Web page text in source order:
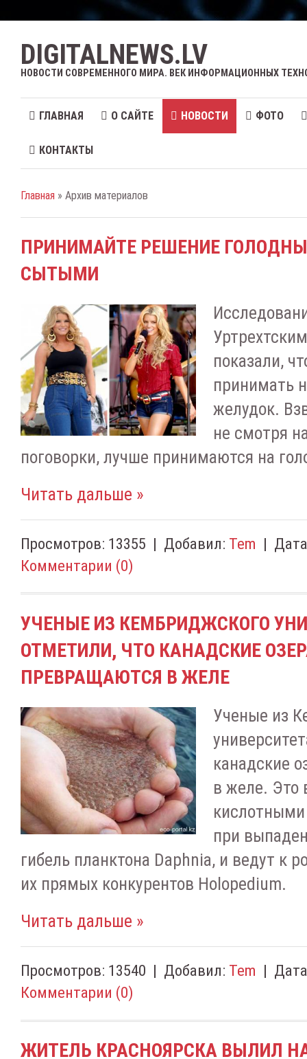
DIGITALNEWS.LV
НОВОСТИ СОВРЕМЕННОГО МИРА. ВЕК ИНФОРМАЦИОННЫХ
ГЛАВНАЯ О САЙТЕ НОВОСТИ ФОТО
КОНТАКТЫ
Главная » Архив материалов
ПРИНИМАЙТЕ РЕШЕНИЕ
СЫТЫМИ
показали,
принимать
желудок.
не смотря
поговорки, лучше принимаются на
Читать дальше »
Просмотров: 13355 | Добавил: Tem |
Комментарии (0)
УЧЕНЫЕ ИЗ КЕМБРИДЖСКОГО
ОТМЕТИЛИ, ЧТО КАНАДСКИЕ
ПРЕВРАЩАЮТСЯ В ЖЕЛЕ
Ученые из
канадские
в желе. Это
при
гибель планктона Daphnia, и ведут к
их прямых конкурентов Holopedium.
Читать дальше »
Просмотров: 13540 | Добавил: Tem |
Комментарии (0)
ЖИТЕЛЬ КРАСНОЯРСКА ВЫЛИЛ